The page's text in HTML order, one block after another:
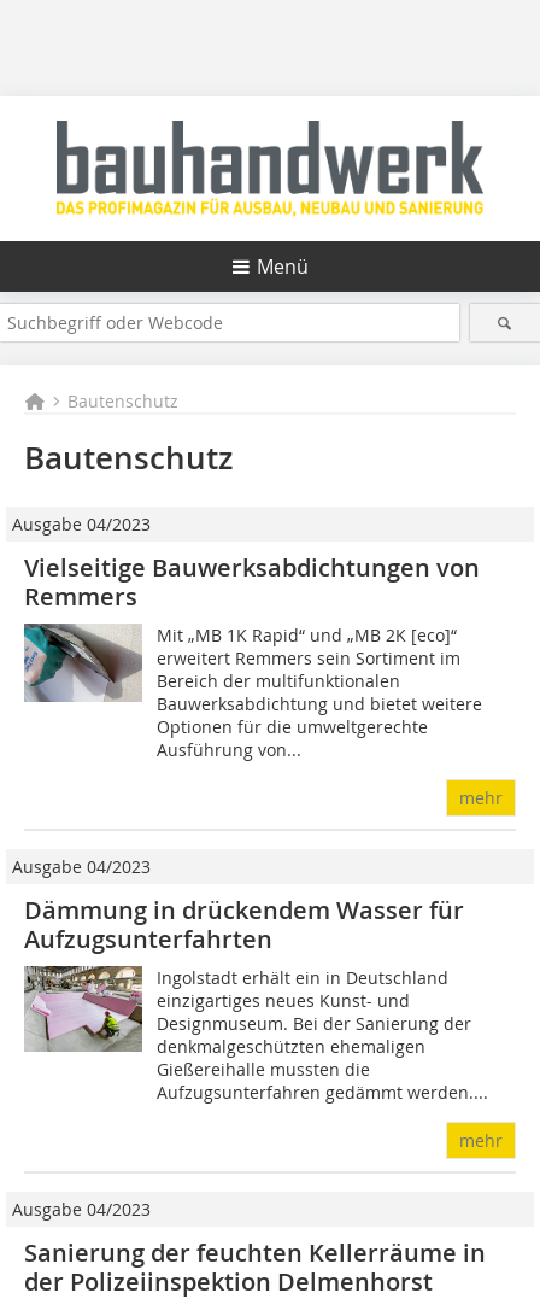
Menü
Bautenschutz
Bautenschutz
Ausgabe 04/2023
Vielseitige Bauwerksabdichtungen von
Remmers
Mit „MB 1K Rapid“ und „MB 2K [eco]“
erweitert Remmers sein Sortiment im
Bereich der multifunktionalen
Bauwerksabdichtung und bietet weitere
Optionen für die umweltgerechte
Ausführung von...
mehr
Ausgabe 04/2023
Dämmung in drückendem Wasser für
Aufzugsunterfahrten
Ingolstadt erhält ein in Deutschland
einzigartiges neues Kunst- und
Designmuseum. Bei der Sanierung der
denkmalgeschützten ehemaligen
Gießereihalle mussten die
Aufzugsunterfahren gedämmt werden....
mehr
Ausgabe 04/2023
Sanierung der feuchten Kellerräume in
der Polizeiinspektion Delmenhorst